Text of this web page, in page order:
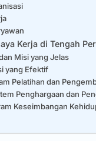
Kerja di Tengah
Misi yang Jelas
yang Efektif
Pelatihan dan
Penghargaan dan
Keseimbangan